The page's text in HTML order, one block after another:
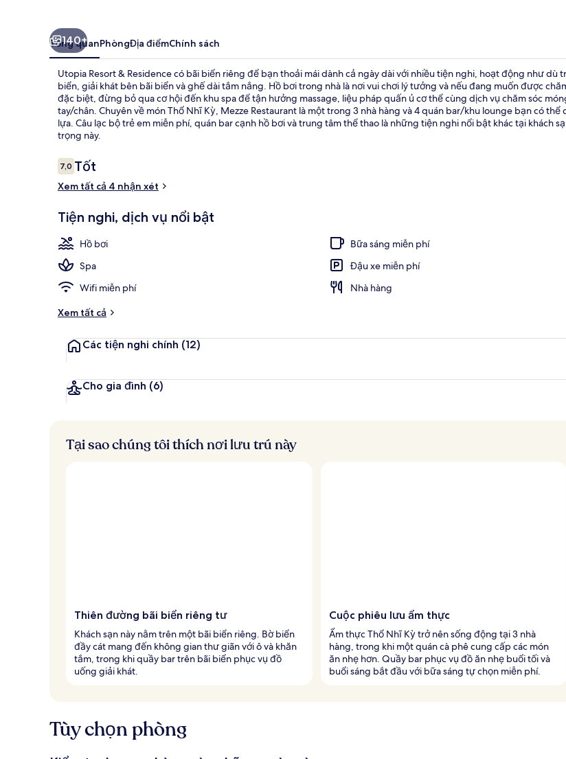
140+
Tổng quanPhòngĐịa điểmChính sách
Utopia Resort & Residence có bãi biển riêng để bạn thoải mái dành cả ngày dài với nhiều tiện nghi, hoạt động như dù
biển, giải khát bên bãi biển và ghế dài tắm nắng. Hồ bơi trong nhà là nơi vui chơi lý tưởng và nếu đang muốn được
đặc biệt, đừng bỏ qua cơ hội đến khu spa để tận hưởng massage, liệu pháp quấn ủ cơ thể cùng dịch vụ chăm sóc
tay/chân. Chuyên về món Thổ Nhĩ Kỳ, Mezze Restaurant là một trong 3 nhà hàng và 4 quán bar/khu lounge bạn có thể
lựa. Câu lạc bộ trẻ em miễn phí, quán bar cạnh hồ bơi và trung tâm thể thao là những tiện nghi nổi bật khác tại khách
trọng này.
Nhận
xét
7,07,0 trên 10,
Tốt
Xem tất cả 4 nhận xét
Tiện nghi, dịch vụ nổi bật
Hồ bơi
Bữa sáng miễn phí
Spa
Đậu xe miễn phí
Wifi miễn phí
Nhà hàng
Xem tất cả
Các tiện nghi chính (12)
Cho gia đình (6)
Tại sao chúng tôi thích nơi lưu trú này
Thiên đường bãi biển riêng tư
Khách sạn này nằm trên một bãi biển riêng. Bờ biển
đầy cát mang đến không gian thư giãn với ô và khăn
tắm, trong khi quầy bar trên bãi biển phục vụ đồ
uống giải khát.
Cuộc phiêu lưu ẩm thực
Ẩm thực Thổ Nhĩ Kỳ trở nên sống động tại 3 nhà
hàng, trong khi một quán cà phê cung cấp các món
ăn nhẹ hơn. Quầy bar phục vụ đồ ăn nhẹ buổi tối và
buổi sáng bắt đầu với bữa sáng tự chọn miễn phí.
Tùy chọn phòng